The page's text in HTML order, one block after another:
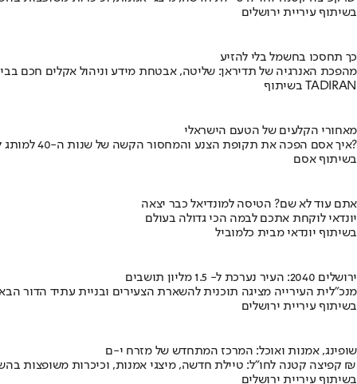
בשיתוף עיריית ירושלים
כך תחסכו בחשמל בלי להזיע
מהפכת האנרגיה של תדיראן: שליטה, אבטחת מידע וניהול אקלים חכם
בשיתוף TADIRAN
מאחורי הקלעים של הטעם הישראלי
איך אסם הפכה את תקופת הצנע והמחסור הקשה של שנות ה-40 למותג לאומי?
בשיתוף אסם
אתם עוד לא שם? הטיסה למונדיאל כבר יצאה
יונדאי לוקחת אתכם לבמה הכי גדולה בעולם
בשיתוף יונדאי מבית כלמוביל
ירושלים 2040: העיר נערכת ל- 1.5 מליון תושבים
מנכ"לית העירייה מציגה תוכנית להשארת הצעירים ובניית עתיד הדור
בשיתוף עיריית ירושלים
שופינג, אמנות ואוכל: המרכז המתחדש של מזרח י-ם
קפיצה קטנה לחו"ל: טיילת חדשה, מיצגי אמנות, וכיכרות משופצות בהשקעה של 100 מיליון ₪
בשיתוף עיריית ירושלים